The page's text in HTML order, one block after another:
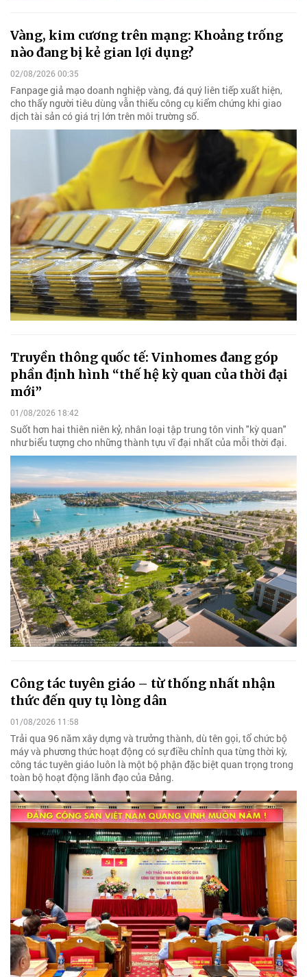
Vàng, kim cương trên mạng: Khoảng trống
nào đang bị kẻ gian lợi dụng?
02/08/2026 00:35
Fanpage giả mạo doanh nghiệp vàng, đá quý liên tiếp xuất hiện,
cho thấy người tiêu dùng vẫn thiếu công cụ kiểm chứng khi giao
dịch tài sản có giá trị lớn trên môi trường số.
Truyền thông quốc tế: Vinhomes đang góp
phần định hình “thế hệ kỳ quan của thời đại
mới”
01/08/2026 18:42
Suốt hơn hai thiên niên kỷ, nhân loại tập trung tôn vinh "kỳ quan"
như biểu tượng cho những thành tựu vĩ đại nhất của mỗi thời đại.
Công tác tuyên giáo – từ thống nhất nhận
thức đến quy tụ lòng dân
01/08/2026 11:58
Trải qua 96 năm xây dựng và trưởng thành, dù tên gọi, tổ chức bộ
máy và phương thức hoạt động có sự điều chỉnh qua từng thời kỳ,
công tác tuyên giáo luôn là một bộ phận đặc biệt quan trọng trong
toàn bộ hoạt động lãnh đạo của Đảng.